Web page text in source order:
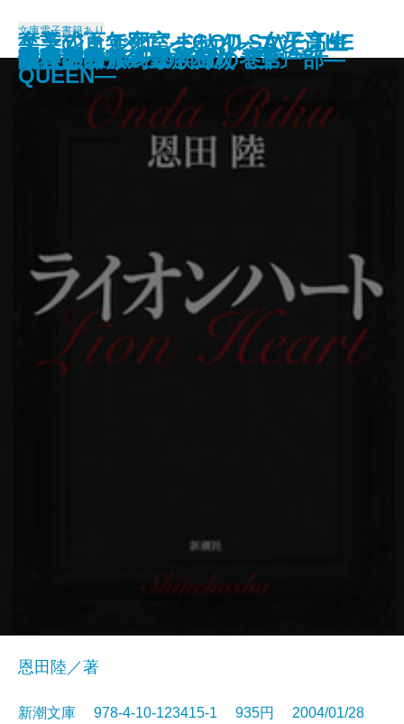
美の呪力
卒業式まで死にません―女子高生
南条あやの日記―
陋巷に在り〔11〕顔の巻
エンジェル エンジェル エンジェ
ル
ボタニカル・ライフ―植物生活―
遭難者の夢―家族狩り 第二部―
結婚詐欺師〔上〕
結婚詐欺師〔下〕
ポートレイト・イン・ジャズ
絶叫城殺人事件
文庫電子書籍あり
ライオンハート
恩田陸／著
新潮文庫 978-4-10-123415-1 935円 2004/01/28
幻世の祈り―家族狩り 第一部―
女王の百年密室―GOD SAVE THE
QUEEN―
鎖〔上〕
鎖〔下〕
敵討
オーデュボンの祈り
眠狂四郎孤剣五十三次〔上〕
眠狂四郎孤剣五十三次〔下〕
陋巷に在り〔10〕命の巻